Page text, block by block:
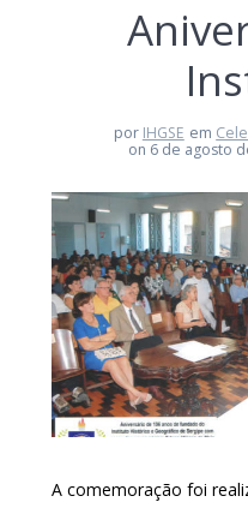
por IHGSE em
on 6 de agosto
A comemoração foi